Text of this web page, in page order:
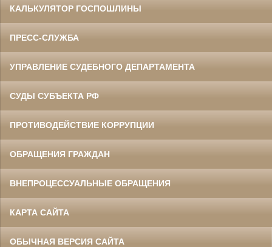
КАЛЬКУЛЯТОР ГОСПОШЛИНЫ
ПРЕСС-СЛУЖБА
УПРАВЛЕНИЕ СУДЕБНОГО ДЕПАРТАМЕНТА
СУДЫ СУБЪЕКТА РФ
ПРОТИВОДЕЙСТВИЕ КОРРУПЦИИ
ОБРАЩЕНИЯ ГРАЖДАН
ВНЕПРОЦЕССУАЛЬНЫЕ ОБРАЩЕНИЯ
КАРТА САЙТА
ОБЫЧНАЯ ВЕРСИЯ САЙТА